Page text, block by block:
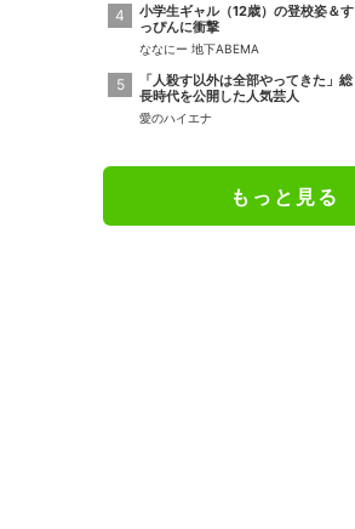
小学生ギャル（12歳）の登校姿＆す
っぴんに衝撃
ななにー 地下ABEMA
「人殺す以外は全部やってきた」総
長時代を公開した人気芸人
愛のハイエナ
もっと見る